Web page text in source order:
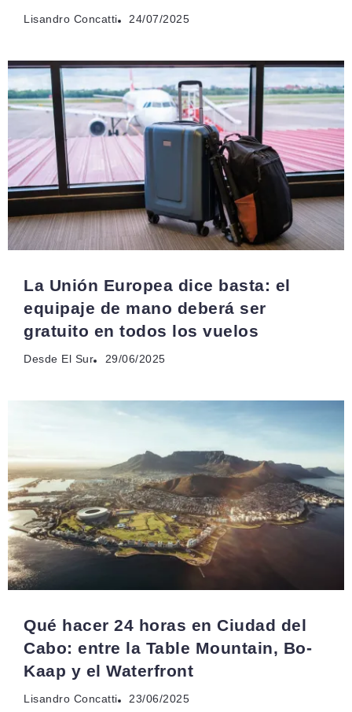
Lisandro Concatti 24/07/2025
La Unión Europea dice basta: el
equipaje de mano deberá ser
gratuito en todos los vuelos
Desde El Sur 29/06/2025
Qué hacer 24 horas en Ciudad del
Cabo: entre la Table Mountain, Bo-
Kaap y el Waterfront
Lisandro Concatti 23/06/2025